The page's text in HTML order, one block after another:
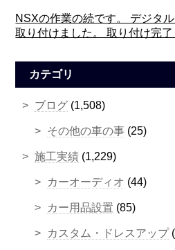
NSXの作業の続です。 デジタ
取り付けました。 取り付け完了
カテゴリ
ブログ (1,508)
その他の車の事 (25)
施工実績 (1,229)
カーオーディオ (44)
カー用品設置 (85)
カスタム・ドレスアップ